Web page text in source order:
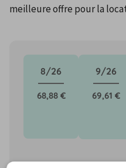
meilleure offre pour la
8/26
68,88 €
9/26
69,61 €